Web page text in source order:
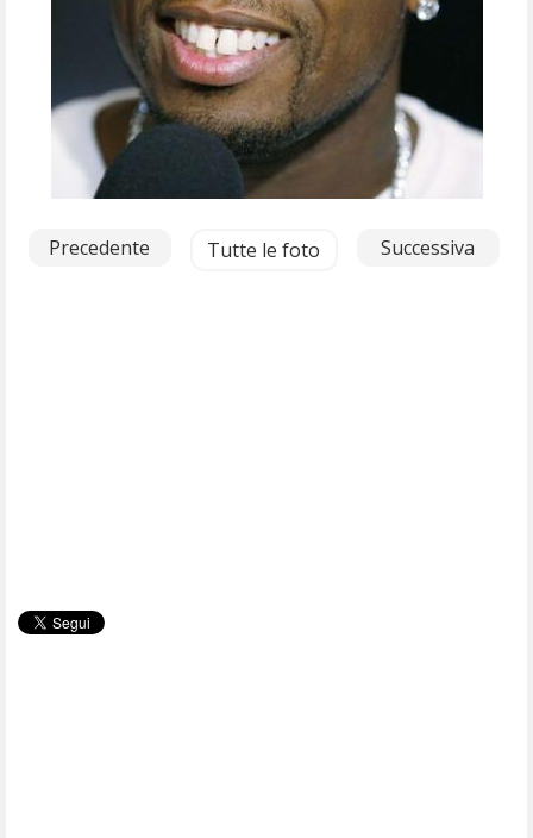
Precedente Tutte le foto Successiva